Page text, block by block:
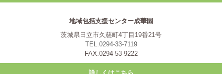
地域包括支援センター成華園
茨城県日立市久慈町4丁目19番21号
TEL.0294-33-7119
FAX.0294-53-9222